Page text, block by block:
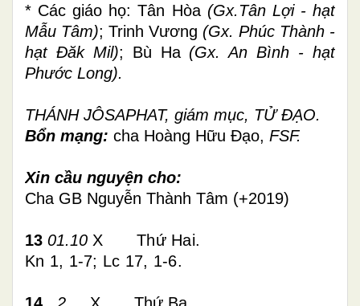
* Các giáo họ: Tân Hòa (Gx.Tân Lợi - hạt
Mẫu Tâm); Trinh Vương (Gx. Phúc Thành -
hạt Đăk Mil); Bù Ha (Gx. An Bình - hạt
Phước Long).
THÁNH JÔSAPHAT, giám mục, TỬ ĐẠO.
Bổn mạng: cha Hoàng Hữu Đạo, FSF.
Xin cầu nguyện cho:
Cha GB Nguyễn Thành Tâm (+2019)
13 01.10 X Thứ Hai.
Kn 1, 1-7; Lc 17, 1-6.
14 2 X Thứ Ba.